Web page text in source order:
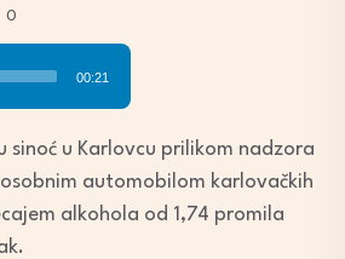
0
00:21
sinoć u Karlovcu prilikom nadzora
automobilom karlovačkih
alkohola od 1,74 promila